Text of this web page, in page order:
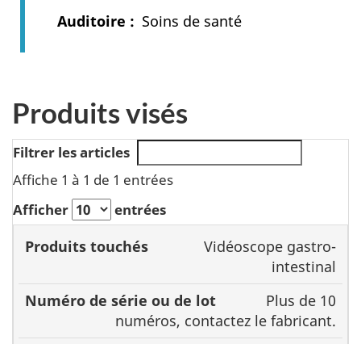
Auditoire
Soins de santé
Produits visés
Filtrer les articles
Affiche 1 à 1 de 1 entrées
Afficher
entrées
touchés
Numéro
ou de
lot
modèle ou de
catalogue
Vidéoscope gastro-
intestinal
Plus de 10
numéros, contactez le fabricant.